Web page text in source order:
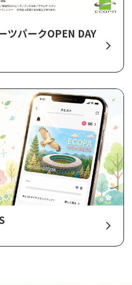
ツパークOPEN DAY